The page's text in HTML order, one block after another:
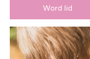
Word lid